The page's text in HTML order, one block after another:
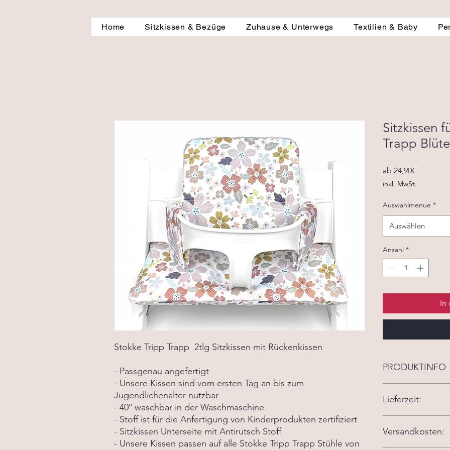
Home Sitzkissen & Bezüge Zuhause & Unterwegs Textilien & Baby
Stokke Tripp Trapp 2tlg Sitzkissen mit Rückenkissen
- Passgenau angefertigt
- Unsere Kissen sind vom ersten Tag an bis zum
Jugendlichenalter nutzbar
- 40° waschbar in der Waschmaschine
- Stoff ist für die Anfertigung von Kinderprodukten zertifiziert
- Sitzkissen Unterseite mit Antirutsch Stoff
- Unsere Kissen passen auf alle Stokke Tripp Trapp Stühle von
Sitzkissen
Trapp
ab 24,90€
inkl. MwSt.
Auswahlmenue *
Auswählen
Anzahl *
In
PRODUKTINFO
schmiegen sich
an einem Stokke
Lieferzeit:
Versandkosten: